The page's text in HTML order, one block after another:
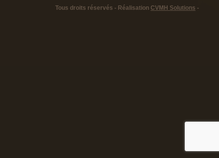
Tous droits réservés - Réalisation CVMH Solutions -